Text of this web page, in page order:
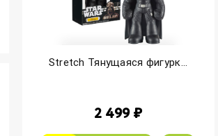
Stretch Тянущаяся фигурк...
2 499 ₽